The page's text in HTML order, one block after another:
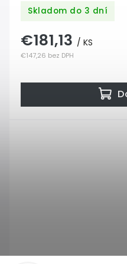
Skladom do 3 dní
€147,26 bez DPH
€181,13 / KS